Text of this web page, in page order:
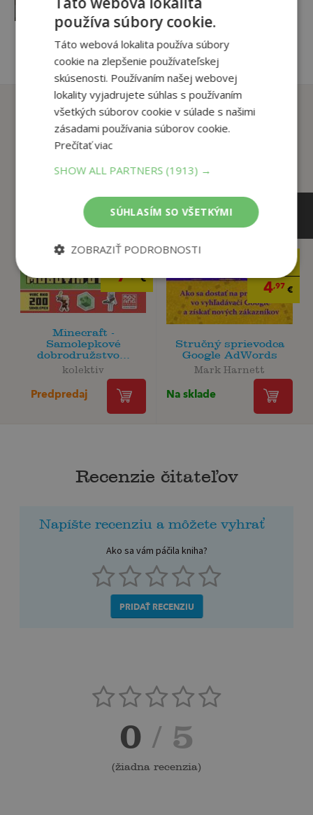
pridať do košíka
Zákazníci, ktorí si kúpili
tento titul si tiež kúpili
8,99€
7 €
Minecraft -
Samolepkové
dobrodružstvo...
kolektiv
Predpredaj
4,97 €
Stručný sprievodca
Google AdWords
Mark Harnett
Na sklade
Recenzie čitateľov
Napíšte recenziu a môžete vyhrať
Ako sa vám páčila kniha?
PRIDAŤ RECENZIU
0 / 5
(žiadna recenzia)
používa súbory cookie.
Táto webová lokalita používa súbory
cookie na zlepšenie používateľskej
skúsenosti. Používaním našej webovej
lokality vyjadrujete súhlas s používaním
všetkých súborov cookie v súlade s našimi
zásadami používania súborov cookie.
Prečítať viac
SHOW ALL PARTNERS (1913) →
SÚHLASÍM SO VŠETKÝMI
ZOBRAZIŤ PODROBNOSTI